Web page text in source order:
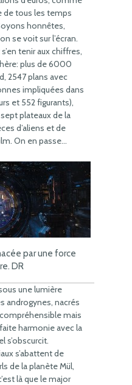
de tous les temps
honnêtes,
se voit sur l’écran.
tenir aux chiffres,
plus de 6000
2547 plans avec
impliquées dans
et 552 figurants),
plateaux de la
d’aliens et de
On en passe…
par une force
DR
une lumière
androgynes, nacrés
mais
harmonie avec la
s’obscurcit.
s’abattent de
de la planète Mül,
là que le major